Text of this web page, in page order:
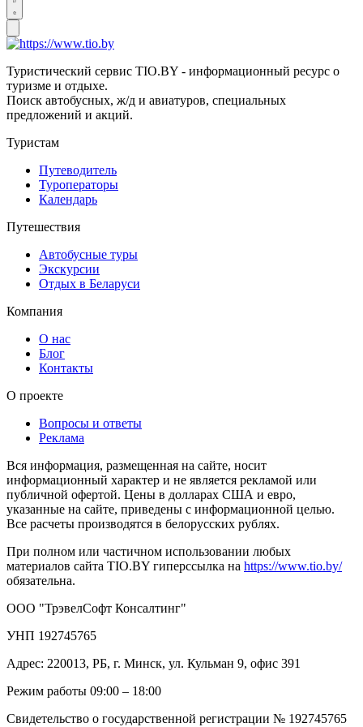
Туристический сервис TIO.BY - информационный ресурс о
туризме и отдыхе.
Поиск автобусных, ж/д и авиатуров, специальных
предложений и акций.
Туристам
Путеводитель
Туроператоры
Календарь
Путешествия
Автобусные туры
Экскурсии
Отдых в Беларуси
Компания
О нас
Блог
Контакты
О проекте
Вопросы и ответы
Реклама
Вся информация, размещенная на сайте, носит
информационный характер и не является рекламой или
публичной офертой. Цены в долларах США и евро,
указанные на сайте, приведены с информационной целью.
Все расчеты производятся в белорусских рублях.
При полном или частичном использовании любых
материалов сайта TIO.BY гиперссылка на https://www.tio.by/
обязательна.
ООО "ТрэвелСофт Консалтинг"
УНП 192745765
Адрес: 220013, РБ, г. Минск, ул. Кульман 9, офис 391
Режим работы 09:00 – 18:00
Свидетельство о государственной регистрации № 192745765